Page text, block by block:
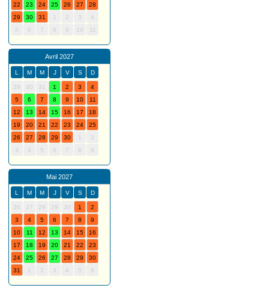
22
23 24 25 26 27
28
29
30 31 1 2 3
4
5
6 7 8 9 10 11
Avril 2027
L M M J V S D
29 30 31 1 2 3
4
5
6 7 8 9 10
11
12
13 14 15 16 17
18
19
20 21 22 23 24
25
26
27 28 29 30 1
2
3
4 5 6 7 8 9
Mai 2027
L M M J V S D
26 27 28 29 30 1
2
3
4 5 6 7 8
9
10
11 12 13 14 15
16
17
18 19 20 21 22
23
24
25 26 27 28 29
30
31
1 2 3 4 5 6